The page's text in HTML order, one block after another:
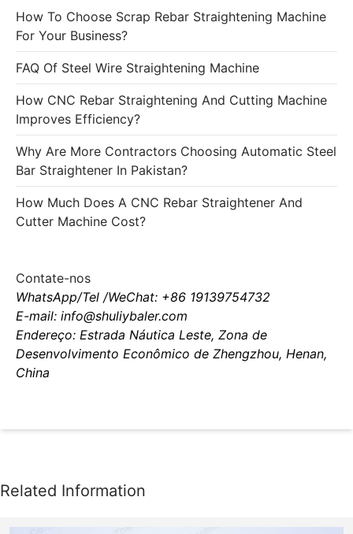
How To Choose Scrap Rebar Straightening Machine
For Your Business?
FAQ Of Steel Wire Straightening Machine
How CNC Rebar Straightening And Cutting Machine
Improves Efficiency?
Why Are More Contractors Choosing Automatic Steel
Bar Straightener In Pakistan?
How Much Does A CNC Rebar Straightener And
Cutter Machine Cost?
Contate-nos
WhatsApp/Tel /WeChat: +86 19139754732
E-mail: info@shuliybaler.com
Endereço: Estrada Náutica Leste, Zona de
Desenvolvimento Econômico de Zhengzhou, Henan,
China